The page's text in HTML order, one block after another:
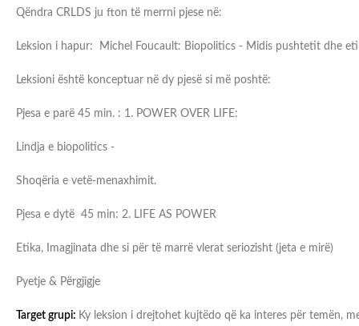
Qëndra CRLDS ju fton të merrni pjese në:
Leksion i hapur: Michel Foucault: Biopolitics - Midis pushtetit dhe
Leksioni është konceptuar në dy pjesë si më poshtë:
Pjesa e parë 45 min. : 1. POWER OVER LIFE:
Lindja e biopolitics -
Shoqëria e vetë-menaxhimit.
Pjesa e dytë 45 min: 2. LIFE AS POWER
Etika, Imagjinata dhe si për të marrë vlerat seriozisht (jeta e mirë)
Pyetje & Përgjigje
Target grupi: Ky leksion i drejtohet kujtëdo që ka interes për temën,